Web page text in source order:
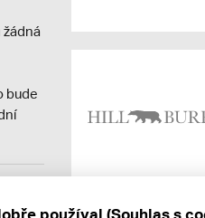
žádná
bude
používal (Souhlas s